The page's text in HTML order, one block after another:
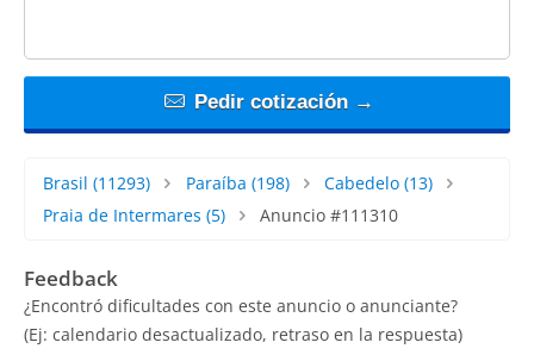
Pedir cotización →
Brasil (11293) Paraíba (198) Cabedelo (13)
Praia de Intermares (5) Anuncio #111310
Feedback
¿Encontró dificultades con este anuncio o anunciante?
(Ej: calendario desactualizado, retraso en la respuesta)